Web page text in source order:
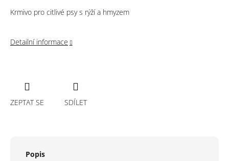
Krmivo pro citlivé psy s rýží a hmyzem
Detailní informace
ZEPTAT SE SDÍLET
Popis